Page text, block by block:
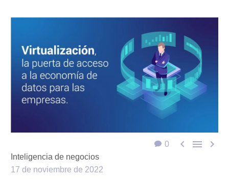
0   
Inteligencia de negocios
17 de noviembre de 2022